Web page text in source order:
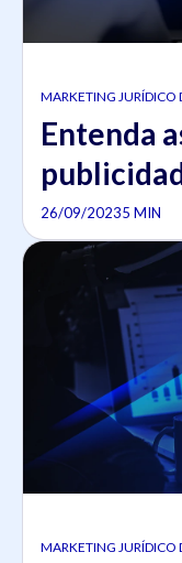
MARKETING JURÍDICO
Entenda
26/09/20235 MIN
MARKETING JURÍDICO